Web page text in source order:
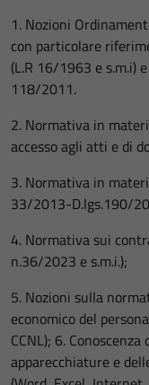
1. Nozioni
con particolare
(L.R 16/1963 e s.m.i)
118/2011.
2. Normativa in
accesso agli atti e di
3. Normativa in
33/2013-D.lgs.190/
4. Normativa sui
n.36/2023 e s.m.i.);
5. Nozioni sulla
economico del
CCNL); 6.
apparecchiature e